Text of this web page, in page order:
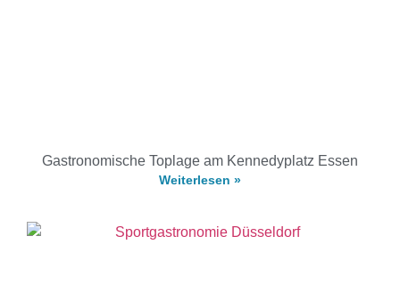
Gastronomische Toplage am Kennedyplatz Essen
Weiterlesen »